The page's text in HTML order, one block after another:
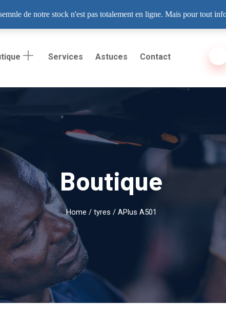
Dakar
Services Astuces Contact
Boutique
Home / tyres / APlus A501
de notre stock n'est pas totalement en ligne. Mais pour tout